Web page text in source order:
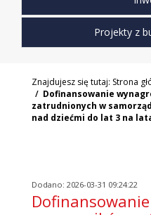
Projekty z
Znajdujesz się tutaj: Strona
Dofinansowanie
zatrudnionych w
nad dziećmi do lat 3 na
Dodano: 2026-03-31 09:24:22